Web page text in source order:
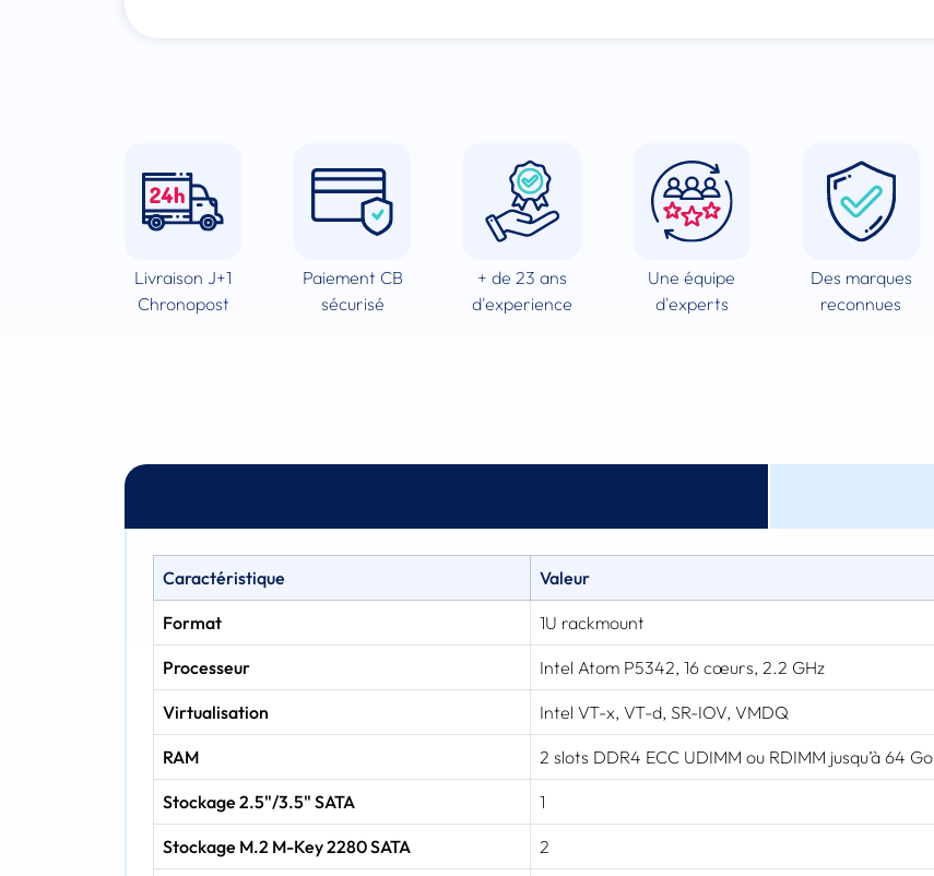
Livraison J+1
Chronopost
Paiement CB
sécurisé
+ de 23 ans
d'experience
Une équipe
d'experts
Des marques
reconnues
Caractéristique Valeur
Format 1U rackmount
Processeur Intel Atom P5342, 16 cœurs, 2.2 GHz
Virtualisation Intel VT-x, VT-d, SR-IOV, VMDQ
RAM 2 slots DDR4 ECC UDIMM ou RDIMM jusqu’à 64 Go
Stockage 2.5"/3.5" SATA 1
Stockage M.2 M-Key 2280 SATA 2